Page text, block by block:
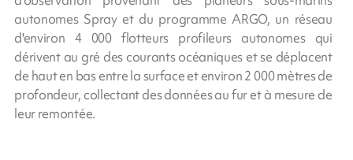
autonomes Spray et du programme ARGO, un réseau
d'environ 4 000 flotteurs profileurs autonomes qui
dérivent au gré des courants océaniques et se déplacent
de haut en bas entre la surface et environ 2 000 mètres de
profondeur, collectant des données au fur et à mesure de
leur remontée.